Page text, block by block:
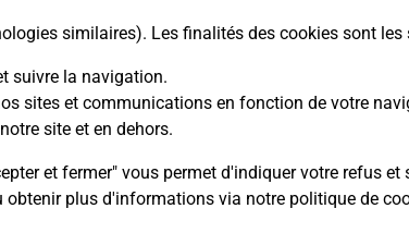
similaires). Les finalités des cookies sont les
suivre la navigation.
sites et communications en fonction de votre
site et en dehors.
et fermer" vous permet d'indiquer votre refus et
obtenir plus d'informations via notre politique de